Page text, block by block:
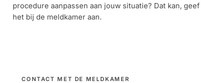
procedure aanpassen aan jouw situatie? Dat kan, geef
het bij de meldkamer aan.
CONTACT MET DE MELDKAMER